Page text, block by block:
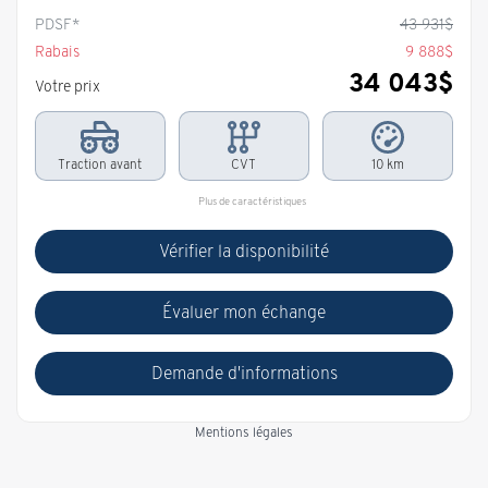
PDSF*
43 931$
Rabais
9 888$
Votre prix
34 043$
Traction avant CVT 10 km
Plus de caractéristiques
Vérifier la disponibilité
Évaluer mon échange
Demande d'informations
Mentions légales